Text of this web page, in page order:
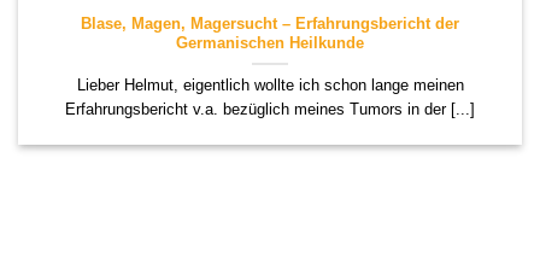
Blase, Magen, Magersucht – Erfahrungsbericht der
Germanischen Heilkunde
Lieber Helmut, eigentlich wollte ich schon lange meinen
Erfahrungsbericht v.a. bezüglich meines Tumors in der [...]